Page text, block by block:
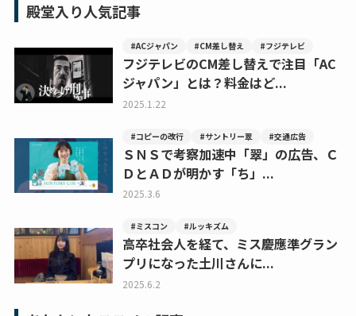
殿堂入り人気記事
#ACジャパン #CM差し替え #フジテレビ
フジテレビのCM差し替えで注目「AC
ジャパン」とは？料金はど...
2025.1.22
#コピーの改行 #サントリー翠 #交通広告
ＳＮＳで考察加速中「翠」の広告、Ｃ
ＤとＡＤが明かす「ち」...
2025.3.6
#ミスコン #ルッキズム
高卒社会人を経て、ミス慶應準グラン
プリになった土川さんに...
2025.6.2